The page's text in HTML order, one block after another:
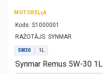
MOTOREĻĻA
Kods: S1000001
RAŽOTĀJS: SYNMAR
5W30 1L
Synmar Remus 5W-30 1L